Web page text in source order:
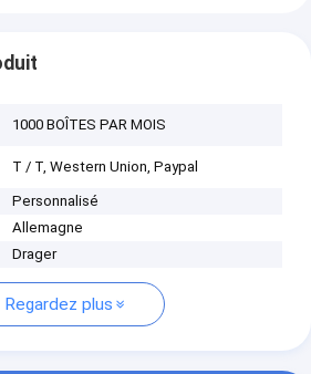
1000 BOÎTES PAR MOIS
T / T, Western Union, Paypal
Personnalisé
Allemagne
Drager
Regardez plus